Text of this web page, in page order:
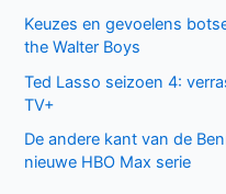
Keuzes en gevoelens
the Walter Boys
Ted Lasso seizoen 4:
TV+
De andere kant van de
nieuwe HBO Max serie